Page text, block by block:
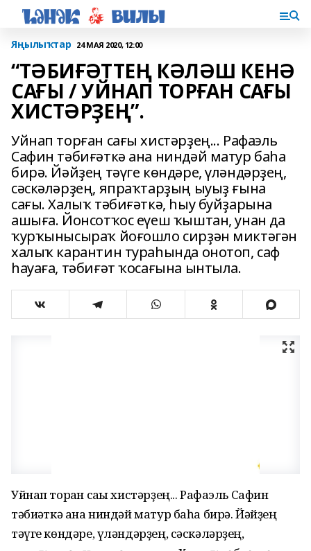
Яңылыҡтар 24 МАЯ 2020, 12:00
“ТӘБИҒӘТТЕҢ КӘЛӘШ КЕНӘ
САҒЫ / УЙНАП ТОРҒАН САҒЫ
ХИСТӘРҘЕҢ”.
Уйнап торған сағы хистәрҙең... Рафаэль
Сафин тәбиғәткә ана ниндәй матур баһа
бирә. Йәйҙең тәүге көндәре, үләндәрҙең,
сәскәләрҙең, япраҡтарҙың ыуыҙ ғына
сағы. Халыҡ тәбиғәткә, һыу буйҙарына
ашыға. Йонсотҡос еүеш ҡыштан, унан да
ҡурҡынысыраҡ йоғошло сирҙән миктәгән
халыҡ карантин тураһында онотоп, саф
һауаға, тәбиғәт ҡосағына ынтыла.
Уйнап торған сағы хистәрҙең... Рафаэль Сафин
тәбиғәткә ана ниндәй матур баһа бирә. Йәйҙең
тәүге көндәре, үләндәрҙең, сәскәләрҙең,